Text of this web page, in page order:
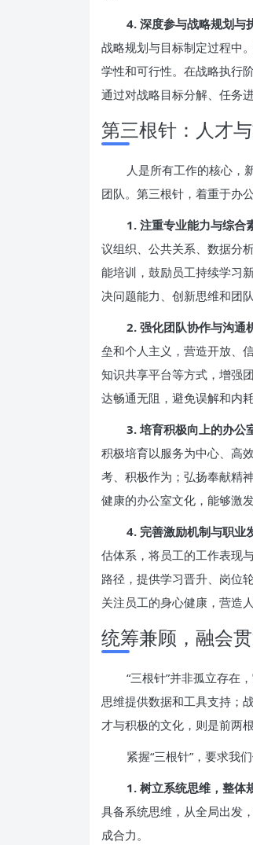
4. 深度参与战略规划与
战略规划与目标制定过程中
学性和可行性。在战略执行
通过对战略目标分解、任务
第三根针：人才
人是所有工作的核心，
团队。第三根针，着重于办
1. 注重专业能力与综合
议组织、公共关系、数据分
能培训，鼓励员工持续学习
决问题能力、创新思维和团
2. 强化团队协作与沟通
垒和个人主义，营造开放、
知识共享平台等方式，增强
达畅通无阻，避免误解和内耗
3. 培育积极向上的办公
积极培育以服务为中心、高
考、积极作为；弘扬奉献精
健康的办公室文化，能够激
4. 完善激励机制与职业
估体系，将员工的工作表现
路径，提供学习晋升、岗位
关注员工的身心健康，营造
统筹兼顾，融会
“三根针”并非孤立存在
思维提供数据和工具支持；
才与积极的文化，则是前两
紧握“三根针”，要求我
1. 树立系统思维，整体
具备系统思维，从全局出发
成合力。